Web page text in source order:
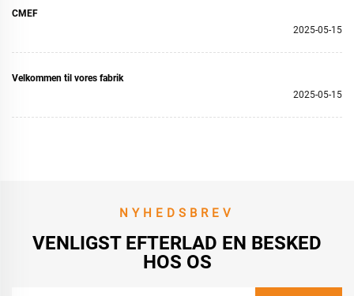
CMEF
2025-05-15
Velkommen til vores fabrik
2025-05-15
NYHEDSBREV
VENLIGST EFTERLAD EN BESKED
HOS OS